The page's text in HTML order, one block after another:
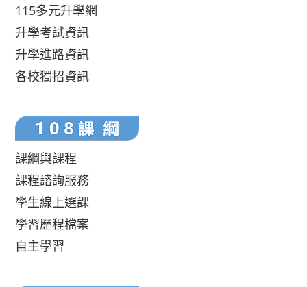
115多元升學網
升學考試資訊
升學進路資訊
各校獨招資訊
課綱與課程
課程諮詢服務
學生線上選課
學習歷程檔案
自主學習